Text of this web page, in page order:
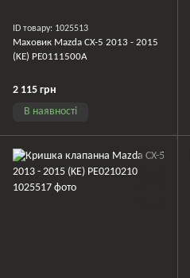
ID товару: 1025513
Маховик Mazda CX-5 2013 - 2015
(KE) PE0111500A
2 115 грн
В наявності